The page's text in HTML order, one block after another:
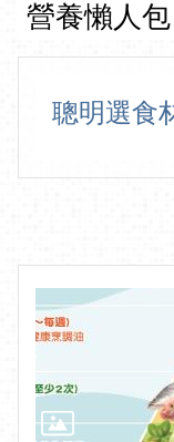
營養懶人包
聰明選食